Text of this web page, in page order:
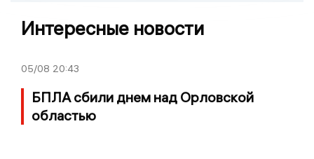
Интересные новости
05/08 20:43
БПЛА сбили днем над Орловской
областью